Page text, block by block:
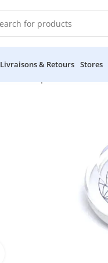
Livraisons & Retours Stores